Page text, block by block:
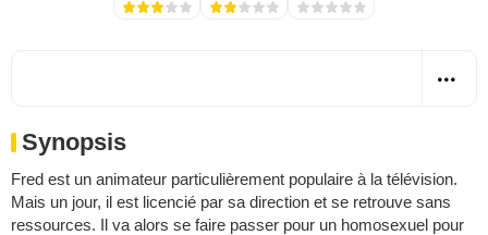
Synopsis
Fred est un animateur particulièrement populaire à la télévision.
Mais un jour, il est licencié par sa direction et se retrouve sans
ressources. Il va alors se faire passer pour un homosexuel pour